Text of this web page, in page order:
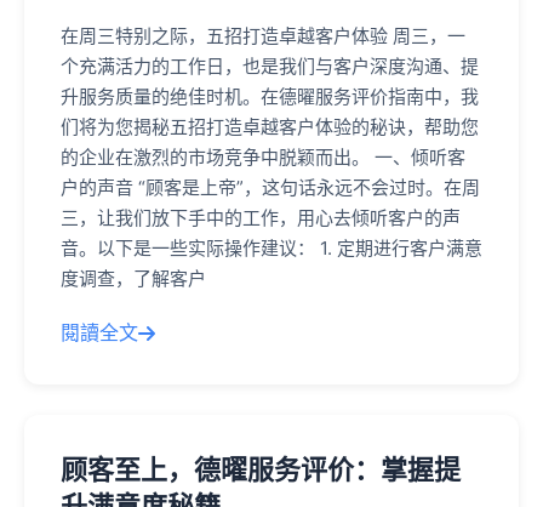
在周三特别之际，五招打造卓越客户体验 周三，一
个充满活力的工作日，也是我们与客户深度沟通、提
升服务质量的绝佳时机。在德曜服务评价指南中，我
们将为您揭秘五招打造卓越客户体验的秘诀，帮助您
的企业在激烈的市场竞争中脱颖而出。 一、倾听客
户的声音 “顾客是上帝”，这句话永远不会过时。在周
三，让我们放下手中的工作，用心去倾听客户的声
音。以下是一些实际操作建议： 1. 定期进行客户满意
度调查，了解客户
閱讀全文
顾客至上，德曜服务评价：掌握提